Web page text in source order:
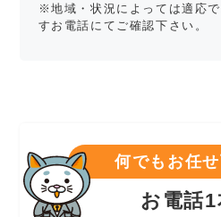
※地域・状況によっては適応
すお電話にてご確認下さい。
何でもお任
お電話